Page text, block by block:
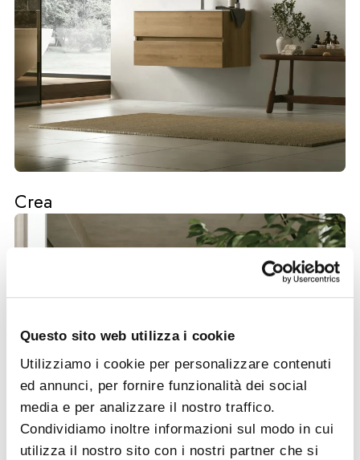
Questo sito web utilizza i cookie
Utilizziamo i cookie per personalizzare contenuti
ed annunci, per fornire funzionalità dei social
media e per analizzare il nostro traffico.
Condividiamo inoltre informazioni sul modo in cui
utilizza il nostro sito con i nostri partner che si
Crea